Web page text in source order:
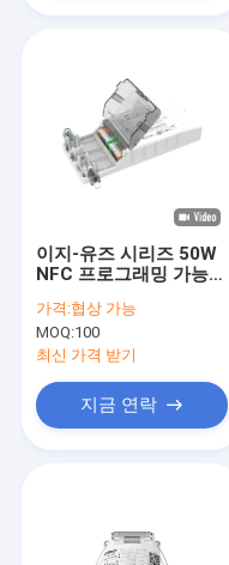
이지-유즈 시리즈 50W
NFC 프로그래밍 가능
드라이버 (700mA ~
1400mA)
가격:협상 가능
MOQ:100
최신 가격 받기
지금 연락